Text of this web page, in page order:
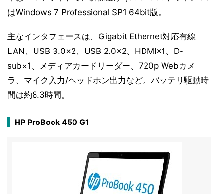
はWindows 7 Professional SP1 64bit版。
主なインタフェースは、Gigabit Ethernet対応有線
LAN、USB 3.0×2、USB 2.0×2、HDMI×1、D-
sub×1、メディアカードリーダー、720p Webカメ
ラ、マイク入力/ヘッドホン出力など。バッテリ駆動時
間は約8.3時間。
HP ProBook 450 G1